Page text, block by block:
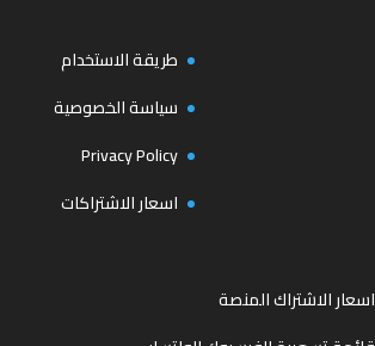
طريقة الاستخدام
سياسة الخصوصية
Privacy Policy
اسعار الاشتراكات
اسعار الاشتراك المنصة